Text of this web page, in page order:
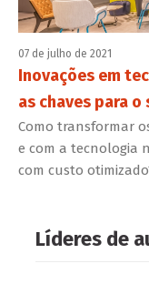
07 de julho de 2021
Inovações em
as chaves para
Como transformar
e com a tecnologia
com custo
Líderes de